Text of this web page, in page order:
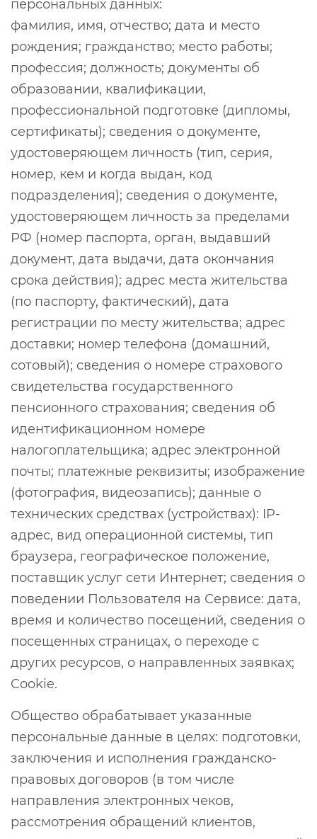
персональных данных:
фамилия, имя, отчество; дата и место
рождения; гражданство; место работы;
профессия; должность; документы об
образовании, квалификации,
профессиональной подготовке (дипломы,
сертификаты); сведения о документе,
удостоверяющем личность (тип, серия,
номер, кем и когда выдан, код
подразделения); сведения о документе,
удостоверяющем личность за пределами
РФ (номер паспорта, орган, выдавший
документ, дата выдачи, дата окончания
срока действия); адрес места жительства
(по паспорту, фактический), дата
регистрации по месту жительства; адрес
доставки; номер телефона (домашний,
сотовый); сведения о номере страхового
свидетельства государственного
пенсионного страхования; сведения об
идентификационном номере
налогоплательщика; адрес электронной
почты; платежные реквизиты; изображение
(фотография, видеозапись); данные о
технических средствах (устройствах): IP-
адрес, вид операционной системы, тип
браузера, географическое положение,
поставщик услуг сети Интернет; сведения о
поведении Пользователя на Сервисе: дата,
время и количество посещений, сведения о
посещенных страницах, о переходе с
других ресурсов, о направленных заявках;
Cookie.
Общество обрабатывает указанные
персональные данные в целях: подготовки,
заключения и исполнения гражданско-
правовых договоров (в том числе
направления электронных чеков,
рассмотрения обращений клиентов,